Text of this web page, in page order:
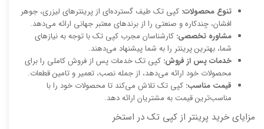
تنوع محصولات: کپی تک طیف گسترده‌ای از پرینترهای لیزری، جوهر
افشان، چندکاره و صنعتی را از برندهای معتبر جهانی ارائه می‌دهد.
مشاوره تخصصی: کارشناسان مجرب کپی تک با توجه به نیازهای
شما، بهترین پرینتر را به شما پیشنهاد می‌دهند.
خدمات پس از فروش: کپی تک خدمات پس از فروش کاملی را برای
محصولات خود ارائه می‌دهد، از جمله نصب، تعمیر و تامین قطعات.
قیمت مناسب: کپی تک تلاش می‌کند تا محصولات خود را با
مناسب‌ترین قیمت به مشتریان ارائه دهد.
مزایای خرید پرینتر از کپی تک در استخر